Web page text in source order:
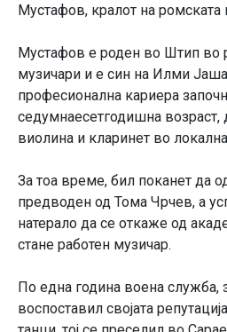
Мустафов, кралот на ромската
Мустафов е роден во Штип во
музичари и е син на Илми
професионална кариера
седумнаесетгодишна возраст,
виолина и кларинет во
За тоа време, бил поканет да
предводен од Тома Чрчев, а
натерало да се откаже од
стане работен музичар.
По една година воена служба,
воспоставил својата